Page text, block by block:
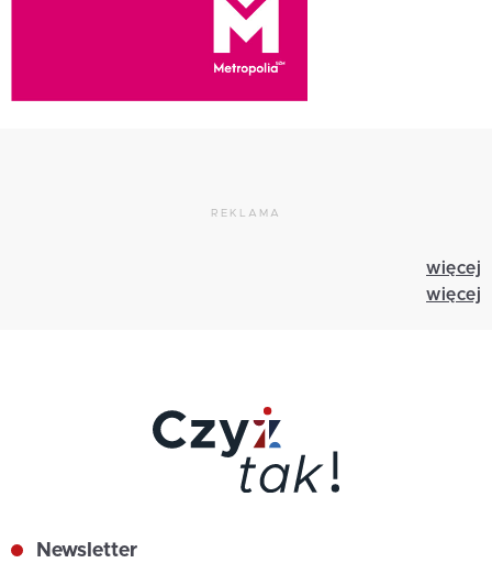
REKLAMA
więcej
więcej
Newsletter